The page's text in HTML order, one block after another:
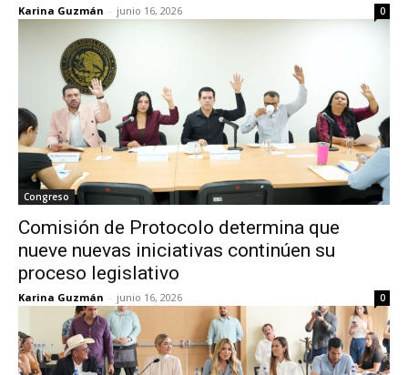
Karina Guzmán - junio 16, 2026 0
Congreso
Comisión de Protocolo determina que
nueve nuevas iniciativas continúen su
proceso legislativo
Karina Guzmán - junio 16, 2026 0